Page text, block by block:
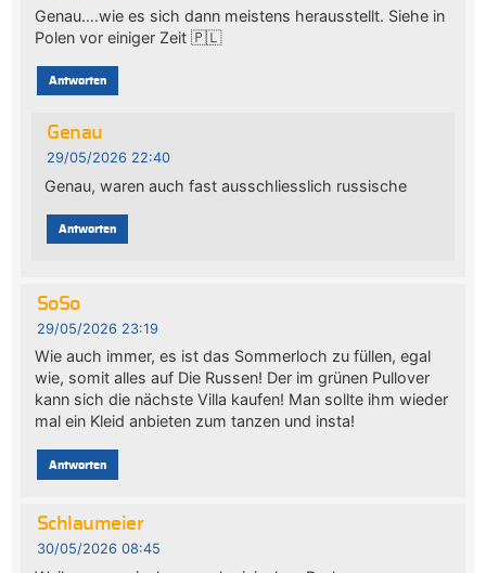
Genau….wie es sich dann meistens herausstellt. Siehe in
Polen vor einiger Zeit 🇵🇱
Antworten
Genau
29/05/2026 22:40
Genau, waren auch fast ausschliesslich russische
Antworten
SoSo
29/05/2026 23:19
Wie auch immer, es ist das Sommerloch zu füllen, egal
wie, somit alles auf Die Russen! Der im grünen Pullover
kann sich die nächste Villa kaufen! Man sollte ihm wieder
mal ein Kleid anbieten zum tanzen und insta!
Antworten
Schlaumeier
30/05/2026 08:45